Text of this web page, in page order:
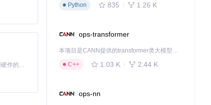
基于Python的Xiaozhi AI，适用于想要完整Xiaozhi体验而无需拥有专用硬件的用户。
Python
835 1.26 K
ops-transformer
本项目是CANN提供的transformer类大模型算子库，实现网络在NPU上加速计算。
C++
1.03 K 2.44 K
ops-nn